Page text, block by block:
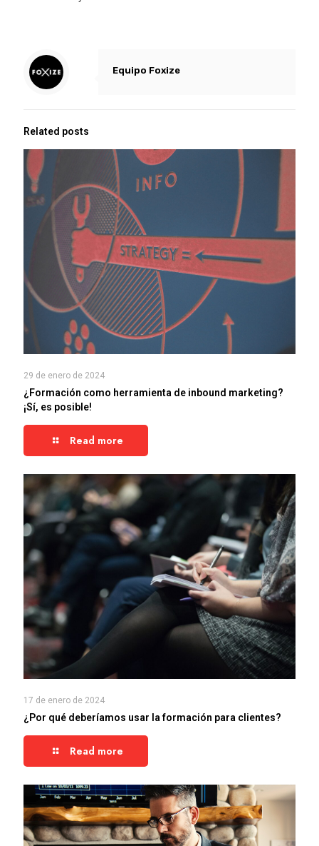
Equipo Foxize
Related posts
29 de enero de 2024
¿Formación como herramienta de inbound marketing?
¡Sí, es posible!
Read more
17 de enero de 2024
¿Por qué deberíamos usar la formación para clientes?
Read more